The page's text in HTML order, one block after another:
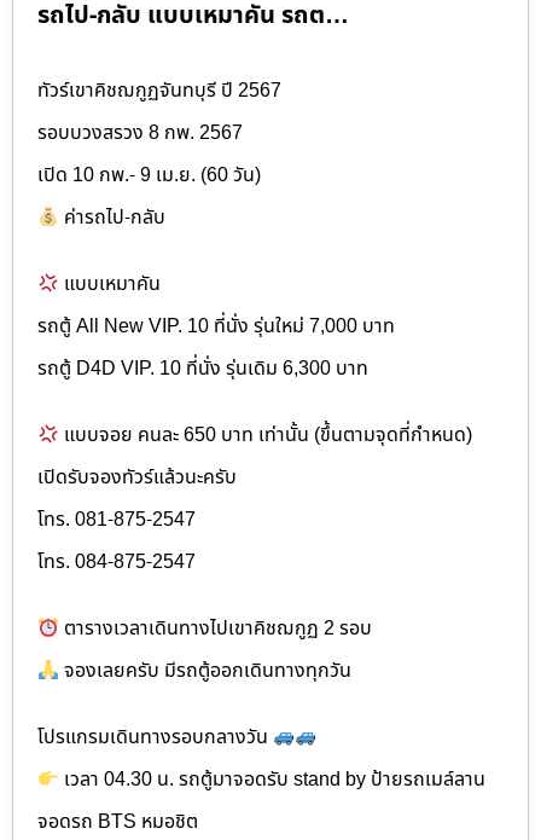
รถไป-กลับ แบบเหมาคัน รถต…
ทัวร์เขาคิชฌกูฏจันทบุรี ปี 2567
รอบบวงสรวง 8 กพ. 2567
เปิด 10 กพ.- 9 เม.ย. (60 วัน)
ค่ารถไป-กลับ
แบบเหมาคัน
รถตู้ All New VIP. 10 ที่นั่ง รุ่นใหม่ 7,000 บาท
รถตู้ D4D VIP. 10 ที่นั่ง รุ่นเดิม 6,300 บาท
แบบจอย คนละ 650 บาท เท่านั้น (ขึ้นตามจุดที่กำหนด)
เปิดรับจองทัวร์แล้วนะครับ
โทร. 081-875-2547
โทร. 084-875-2547
ตารางเวลาเดินทางไปเขาคิชฌกูฏ 2 รอบ
จองเลยครับ มีรถตู้ออกเดินทางทุกวัน
โปรแกรมเดินทางรอบกลางวัน
เวลา 04.30 น. รถตู้มาจอดรับ stand by ป้ายรถเมล์ลาน
จอดรถ BTS หมอชิต